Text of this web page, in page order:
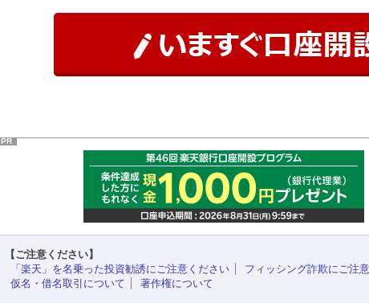
PR
【ご注意ください】
「楽天」を名乗った投資勧誘にご注意ください
フィッシング詐欺にご注
仮名・借名取引について
著作権について